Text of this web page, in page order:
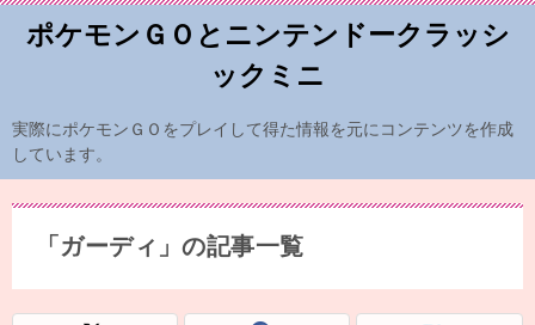
ポケモンＧＯとニンテンドークラッシ
ックミニ
実際にポケモンＧＯをプレイして得た情報を元にコンテンツを作成
しています。
「ガーディ」の記事一覧